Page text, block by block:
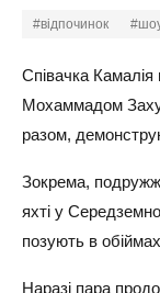
#відпочинок
Співачка
Мохаммадом
разом,
Зокрема,
яхті у
позують в
Наразі пара